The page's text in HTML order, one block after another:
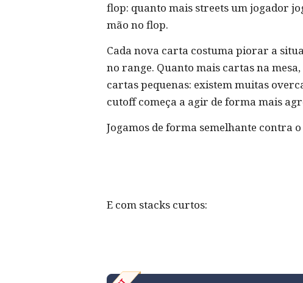
flop: quanto mais streets um jogador
mão no flop.
Cada nova carta costuma piorar a
no range. Quanto mais cartas na
cartas pequenas: existem muitas
cutoff começa a agir de forma mais
Jogamos de forma semelhante contra o
E com stacks curtos: